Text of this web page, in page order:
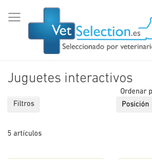
al
contenido
Juguetes interactivos
5 artículos
Ordenar
Filtros